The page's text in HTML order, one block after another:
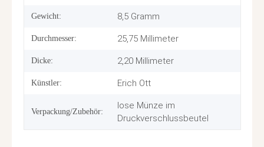
Gewicht: 8,5 Gramm
Durchmesser: 25,75 Millimeter
Dicke: 2,20 Millimeter
Künstler: Erich Ott
Verpackung/Zubehör:
lose Münze im
Druckverschlussbeutel